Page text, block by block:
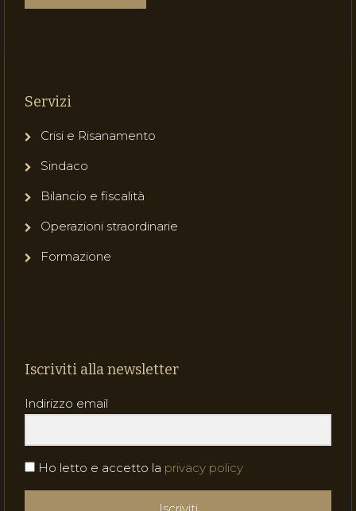
Servizi
Crisi e Risanamento
Sindaco
Bilancio e fiscalità
Operazioni straordinarie
Formazione
Iscriviti alla newsletter
Indirizzo email
Ho letto e accetto la privacy policy